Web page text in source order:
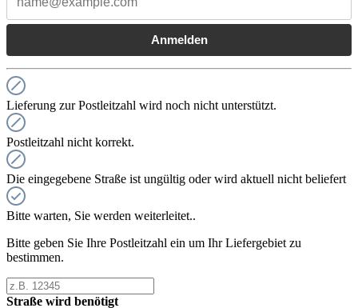
Anmelden
Lieferung zur Postleitzahl wird noch nicht unterstützt.
Postleitzahl nicht korrekt.
Die eingegebene Straße ist ungültig oder wird aktuell nicht beliefert
Bitte warten, Sie werden weiterleitet..
Bitte geben Sie Ihre Postleitzahl ein um Ihr Liefergebiet zu
bestimmen.
Straße wird benötigt